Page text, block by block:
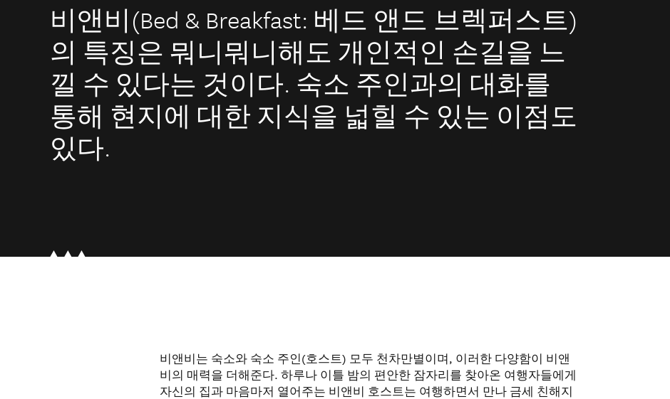
비앤비(Bed & Breakfast: 베드 앤드 브렉퍼스트)
의 특징은 뭐니뭐니해도 개인적인 손길을 느
낄 수 있다는 것이다. 숙소 주인과의 대화를
통해 현지에 대한 지식을 넓힐 수 있는 이점도
있다.
비앤비는 숙소와 숙소 주인(호스트) 모두 천차만별이며, 이러한 다양함이 비앤
비의 매력을 더해준다. 하루나 이틀 밤의 편안한 잠자리를 찾아온 여행자들에게
자신의 집과 마음마저 열어주는 비앤비 호스트는 여행하면서 만나 금세 친해지